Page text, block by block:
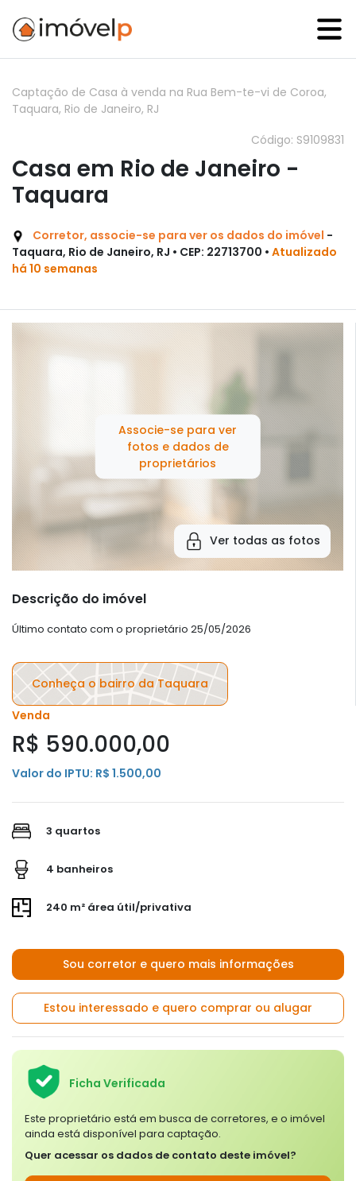
Captação de Casa à venda na Rua Bem-te-vi de Coroa,
Taquara, Rio de Janeiro, RJ
Código: S9109831
Casa em Rio de Janeiro -
Taquara
Corretor, associe-se para ver os dados do imóvel -
Taquara, Rio de Janeiro, RJ • CEP: 22713700 • Atualizado
há 10 semanas
Associe-se para ver
fotos e dados de
proprietários
Ver todas as fotos
Descrição do imóvel
Último contato com o proprietário 25/05/2026
Conheça o bairro da Taquara
Venda
R$ 590.000,00
Valor do IPTU: R$ 1.500,00
3 quartos
4 banheiros
240 m² área útil/privativa
Sou corretor e quero mais informações
Estou interessado e quero comprar ou alugar
Ficha Verificada
Este proprietário está em busca de corretores, e o imóvel
ainda está disponível para captação.
Quer acessar os dados de contato deste imóvel?